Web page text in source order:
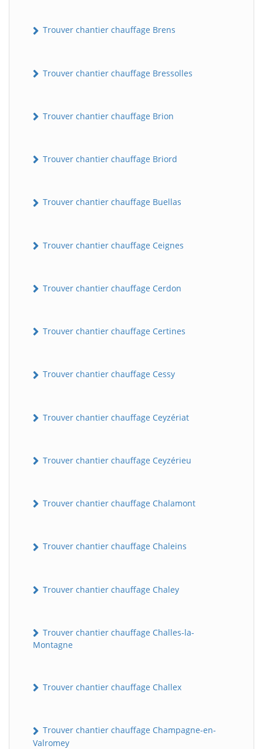
Trouver chantier chauffage Brens
Trouver chantier chauffage Bressolles
Trouver chantier chauffage Brion
Trouver chantier chauffage Briord
Trouver chantier chauffage Buellas
Trouver chantier chauffage Ceignes
Trouver chantier chauffage Cerdon
Trouver chantier chauffage Certines
Trouver chantier chauffage Cessy
Trouver chantier chauffage Ceyzériat
Trouver chantier chauffage Ceyzérieu
Trouver chantier chauffage Chalamont
Trouver chantier chauffage Chaleins
Trouver chantier chauffage Chaley
Trouver chantier chauffage Challes-la-
Montagne
Trouver chantier chauffage Challex
Trouver chantier chauffage Champagne-en-
Valromey